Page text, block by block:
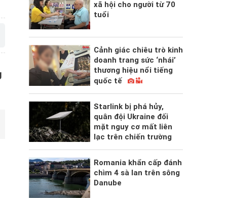
xã hội cho người từ 70
tuổi
Cảnh giác chiêu trò kinh
doanh trang sức ‘nhái’
thương hiệu nổi tiếng
quốc tế
Starlink bị phá hủy,
quân đội Ukraine đối
mặt nguy cơ mất liên
lạc trên chiến trường
Romania khẩn cấp đánh
chìm 4 sà lan trên sông
Danube